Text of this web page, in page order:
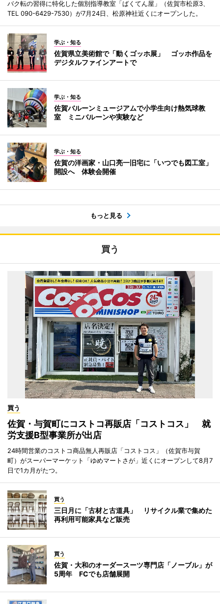
バク転の習得に特化した個別指導教室「ばくてん屋」（佐賀市松原3、
TEL 090-6429-7530）が7月24日、松原神社近くにオープンした。
学ぶ・知る
佐賀県立美術館で「動くゴッホ展」 ゴッホ作品を
デジタルファインアートで
学ぶ・知る
佐賀バルーンミュージアムで小学生向け熱気球教
室 ミニバルーンや実験など
学ぶ・知る
佐賀の洋画家・山口亮一旧宅に「いつでも図工室」
開設へ 体験会開催
もっと見る
買う
買う
佐賀・与賀町にコストコ再販店「コストコス」 就
労支援B型事業所が出店
24時間営業のコストコ商品無人再販店「コストコス」（佐賀市与賀
町）がスーパーマーケット「ゆめマートさが」近くにオープンして8月7
日で1カ月がたつ。
買う
三日月に「古材と古道具」 リサイクル業で集めた
再利用可能家具など販売
買う
佐賀・大和のオーダースーツ専門店「ノーブル」が
5周年 FCでも店舗展開